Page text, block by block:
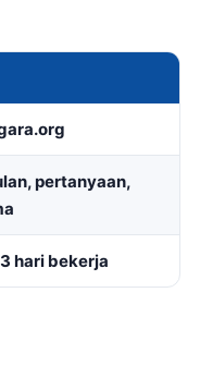
pertanyaan,
hari bekerja